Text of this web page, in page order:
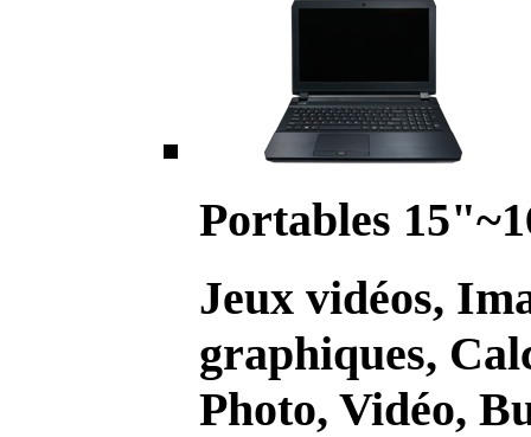
Portables
Jeux vidéos,
graphiques,
Photo, Vidéo,